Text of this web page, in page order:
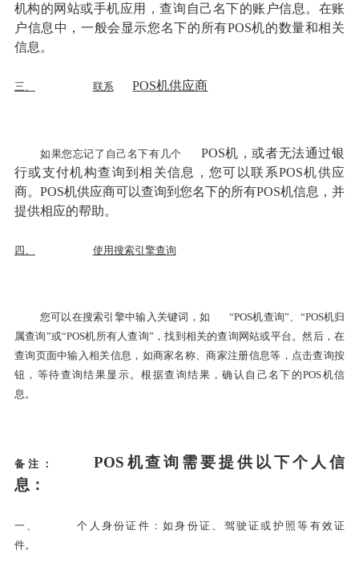
机构的网站或手机应用，查询自己名下的账户信息。在账
户信息中，一般会显示您名下的所有POS机的数量和相关
信息。
三、 联系 POS机供应商
如果您忘记了自己名下有几个
POS机，或者无法通过银
行或支付机构查询到相关信息，您可以联系POS机供应
商。POS机供应商可以查询到您名下的所有POS机信息，并
提供相应的帮助。
四、 使用搜索引擎查询
您可以在搜索引擎中输入关键词，如
“POS机查询”、“POS机归
属查询”或“POS机所有人查询”，找到相关的查询网站或平台。然后，在
查询页面中输入相关信息，如商家名称、商家注册信息等，点击查询按
钮，等待查询结果显示。根据查询结果，确认自己名下的POS机信
息。
备注：
POS机查询需要提供以下个人信
息：
一、
个人身份证件：如身份证、驾驶证或护照等有效证
件。